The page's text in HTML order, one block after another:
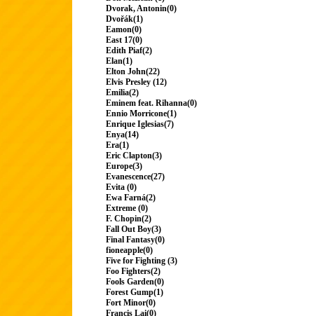
Dvorak, Antonin(0)
Dvořák(1)
Eamon(0)
East 17(0)
Edith Piaf(2)
Elan(1)
Elton John(22)
Elvis Presley (12)
Emilia(2)
Eminem feat. Rihanna(0)
Ennio Morricone(1)
Enrique Iglesias(7)
Enya(14)
Era(1)
Eric Clapton(3)
Europe(3)
Evanescence(27)
Evita (0)
Ewa Farná(2)
Extreme (0)
F. Chopin(2)
Fall Out Boy(3)
Final Fantasy(0)
fioneapple(0)
Five for Fighting (3)
Foo Fighters(2)
Fools Garden(0)
Forest Gump(1)
Fort Minor(0)
Francis Lai(0)